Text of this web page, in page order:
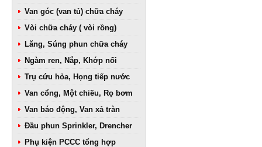
Van góc (van tủ) chữa cháy
Vòi chữa cháy ( vòi rồng)
Lăng, Súng phun chữa cháy
Ngàm ren, Nắp, Khớp nối
Trụ cứu hỏa, Họng tiếp nước
Van cổng, Một chiều, Rọ bơm
Van báo động, Van xả tràn
Đầu phun Sprinkler, Drencher
Phụ kiện PCCC tổng hợp